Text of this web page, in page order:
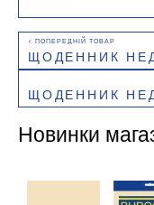
ЩОДЕННИК
ЩОДЕННИК
Новинки